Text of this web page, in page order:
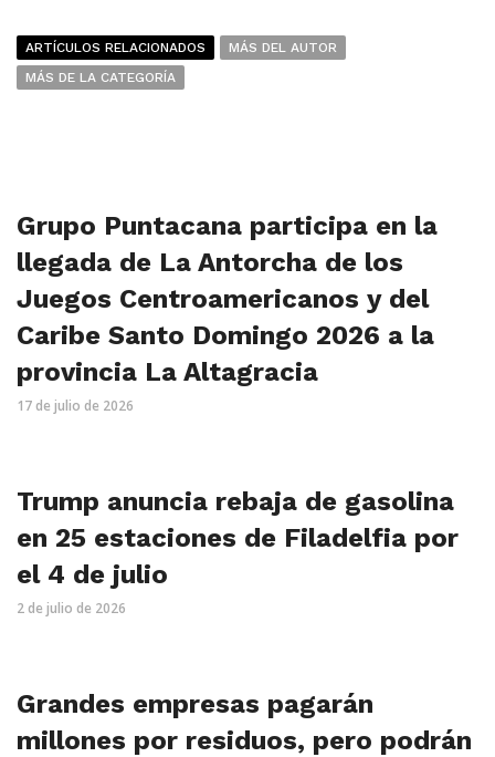
ARTÍCULOS RELACIONADOS
MÁS DEL AUTOR
MÁS DE LA CATEGORÍA
Grupo Puntacana participa en la
llegada de La Antorcha de los
Juegos Centroamericanos y del
Caribe Santo Domingo 2026 a la
provincia La Altagracia
17 de julio de 2026
Trump anuncia rebaja de gasolina
en 25 estaciones de Filadelfia por
el 4 de julio
2 de julio de 2026
Grandes empresas pagarán
millones por residuos, pero podrán